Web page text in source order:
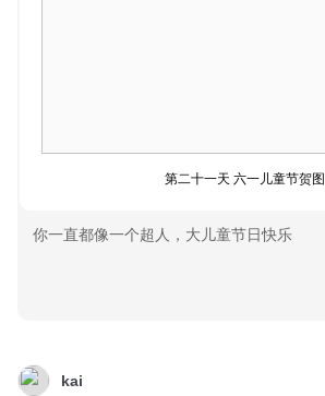
第二十一天 六一儿童节贺图
你一直都像一个超人，大儿童节日快乐
kai